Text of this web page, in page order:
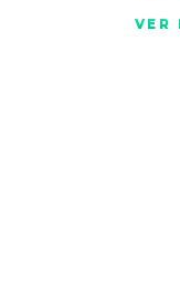
VER